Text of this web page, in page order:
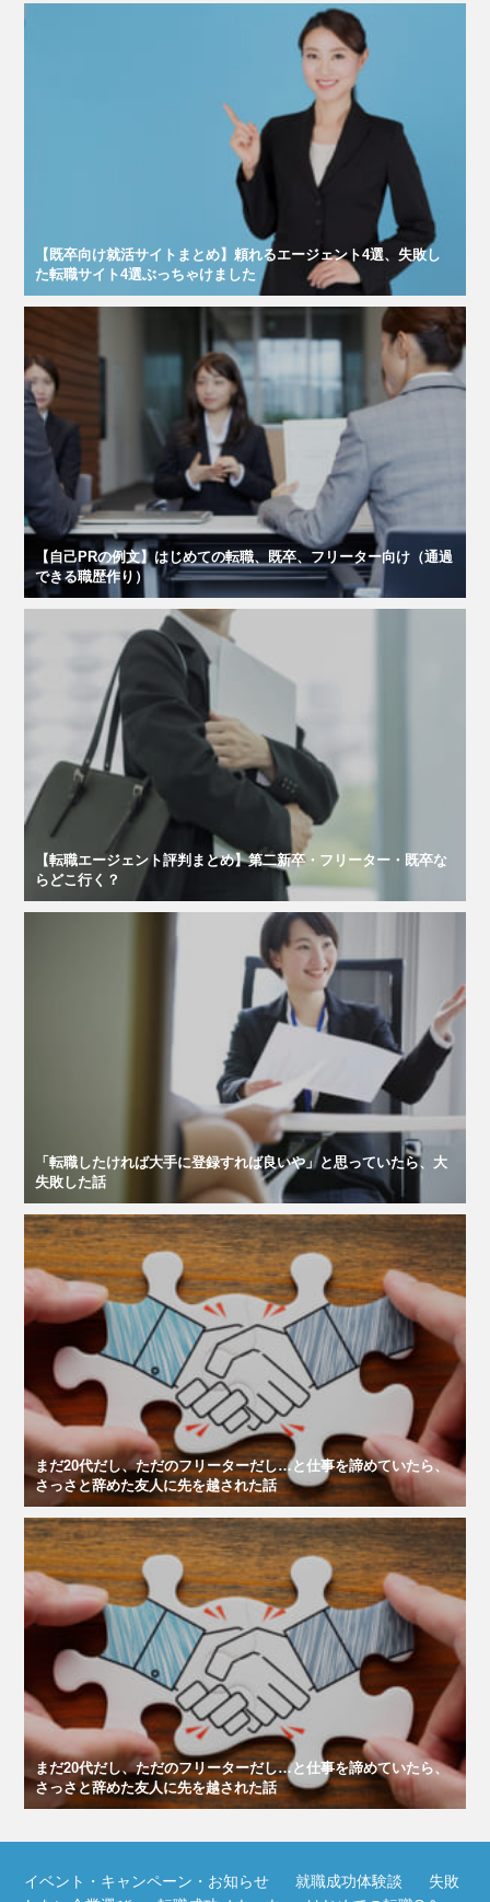
【既卒向け就活サイトまとめ】頼れるエージェント4選、失敗し
た転職サイト4選ぶっちゃけました
【自己PRの例文】はじめての転職、既卒、フリーター向け（通過
できる職歴作り）
【転職エージェント評判まとめ】第二新卒・フリーター・既卒な
らどこ行く？
「転職したければ大手に登録すれば良いや」と思っていたら、大
失敗した話
まだ20代だし、ただのフリーターだし…と仕事を諦めていたら、
さっさと辞めた友人に先を越された話
まだ20代だし、ただのフリーターだし…と仕事を諦めていたら、
さっさと辞めた友人に先を越された話
イベント・キャンペーン・お知らせ 就職成功体験談
失敗